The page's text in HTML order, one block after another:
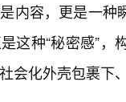
内容，更是一
这种“秘密感”
会化外壳包裹下